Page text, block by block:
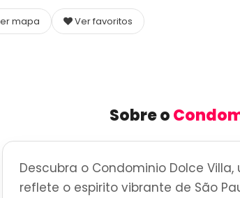
mapa Ver favoritos
Sobre o
Descubra o Condominio Dolce
reflete o espirito vibrante de São